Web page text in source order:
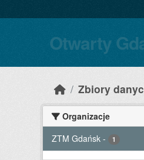
Otwarty
Zbiory
Organizacje
ZTM Gdańsk - 1